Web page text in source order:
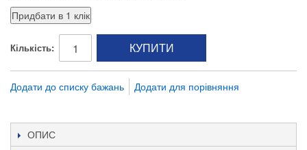
Кількість: КУПИТИ
Додати до списку бажань Додати для порівняння
ОПИС